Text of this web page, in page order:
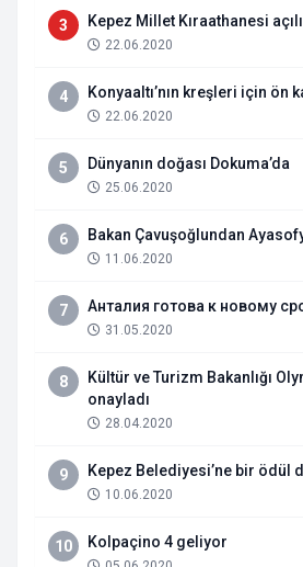
3 Kepez Millet Kıraathanesi
22.06.2020
4 Konyaaltı’nın kreşleri için ön
22.06.2020
5 Dünyanın doğası Dokuma’da
25.06.2020
6 Bakan Çavuşoğlundan
11.06.2020
7 Анталия готова к новому
31.05.2020
8
Kültür ve Turizm Bakanlığı
onayladı
28.04.2020
9 Kepez Belediyesi’ne bir ödül
10.06.2020
10 Kolpaçino 4 geliyor